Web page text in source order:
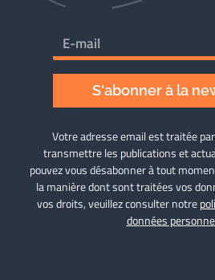
S'abonner à la
Votre adresse email est traitée
transmettre les publications et
pouvez vous désabonner à tout
la manière dont sont traitées vos
vos droits, veuillez consulter notre
données